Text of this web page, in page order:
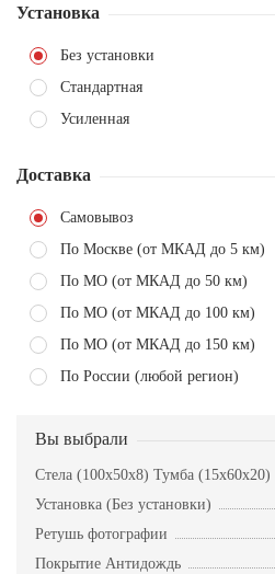
Установка
Без установки
Стандартная
Усиленная
Доставка
Самовывоз
По Москве (от МКАД до 5 км)
По МО (от МКАД до 50 км)
По МО (от МКАД до 100 км)
По МО (от МКАД до 150 км)
По России (любой регион)
Вы выбрали
Стела (100x50x8) Тумба (15x60x20)
Установка (Без установки)
Ретушь фотографии
Покрытие Антидождь